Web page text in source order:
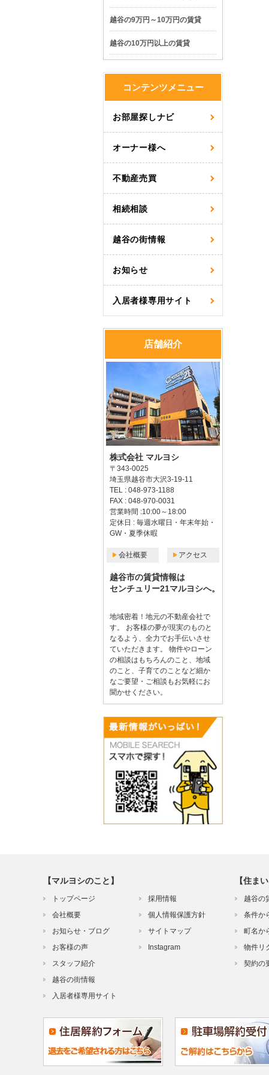
越谷の9万円～10万円の賃貸
越谷の10万円以上の賃貸
コンテンツメニュー
お部屋探しナビ
オーナー様へ
不動産売買
相続相談
越谷の街情報
お知らせ
入居者様専用サイト
店舗紹介
株式会社 マルヨシ
〒343-0025
埼玉県越谷市大沢3-19-11
TEL : 048-973-1188
FAX : 048-970-0031
営業時間 :10:00～18:00
定休日 : 毎週水曜日・年末年始・
GW・夏季休暇
会社概要 アクセス
越谷市の賃貸情報は
センチュリー21マルヨシへ。
地域密着！地元の不動産会社で
す。 お客様の夢が現実のものと
なるよう、全力でお手伝いさせ
ていただきます。 物件やローン
の相談はもちろんのこと、地域
のこと、子育てのことなど細か
なご要望・ご相談もお気軽にお
聞かせください。
【マルヨシのこと】
トップページ
会社概要
お知らせ・ブログ
お客様の声
スタッフ紹介
越谷の街情報
入居者様専用サイト
採用情報
個人情報保護方針
サイトマップ
Instagram
【住ま
越谷の
条件か
町名か
物件リ
契約の